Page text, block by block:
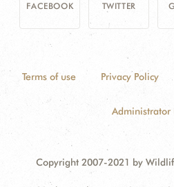
FACEBOOK TWITTER
Terms of use Privacy Policy
Administrator
Copyright 2007-2021 by